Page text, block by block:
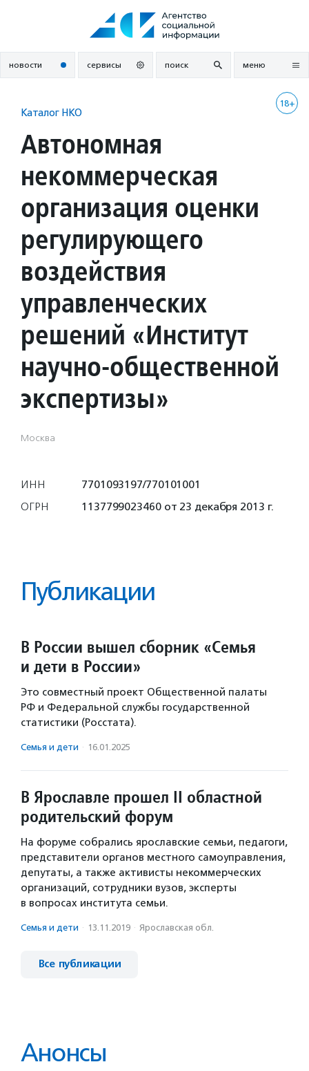
новости сервисы поиск меню
18+
Каталог НКО
Автономная
некоммерческая
организация оценки
регулирующего
воздействия
управленческих
решений «Институт
научно-общественной
экспертизы»
Москва
ИНН
7701093197/770101001
ОГРН
1137799023460 от 23 декабря 2013 г.
Публикации
В России вышел сборник «Семья
и дети в России»
Это совместный проект Общественной палаты
РФ и Федеральной службы государственной
статистики (Росстата).
Семья и дети · 16.01.2025
В Ярославле прошел II областной
родительский форум
На форуме собрались ярославские семьи, педагоги,
представители органов местного самоуправления,
депутаты, а также активисты некоммерческих
организаций, сотрудники вузов, эксперты
в вопросах института семьи.
Семья и дети · 13.11.2019 · Ярославская обл.
Все публикации
Анонсы